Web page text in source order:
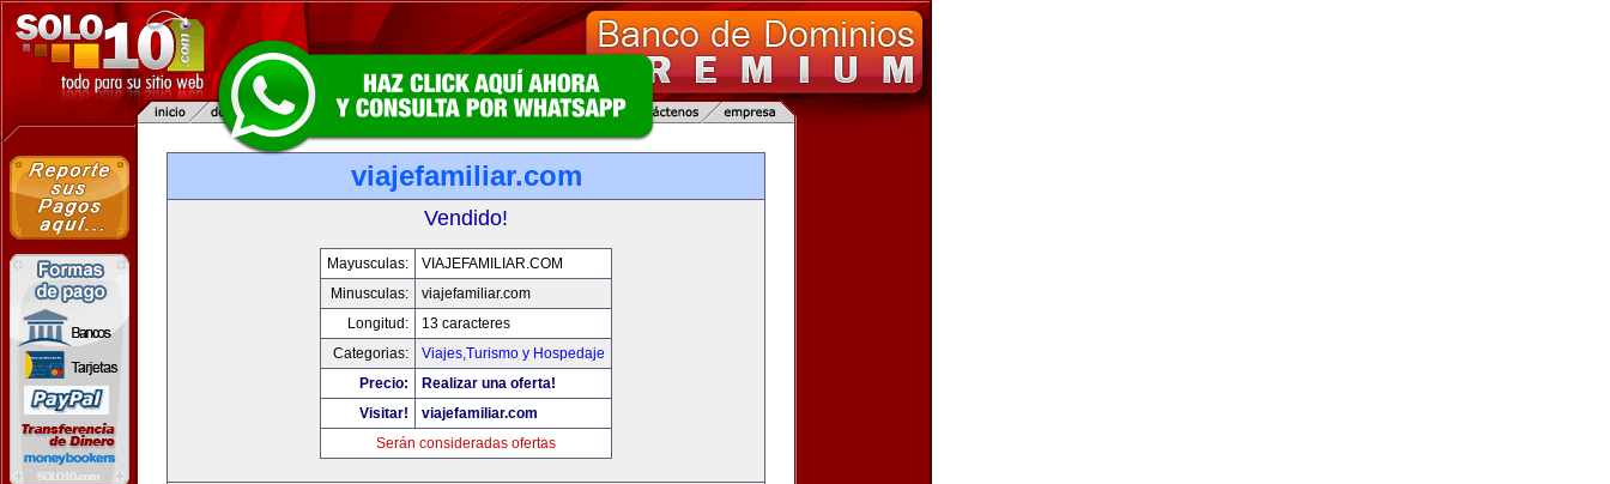
viajefamiliar.com
Vendido!
Mayusculas:
VIAJEFAMILIAR.COM
Minusculas:
viajefamiliar.com
Longitud:
13 caracteres
Categorias:
Viajes,Turismo y Hospedaje
Precio:
Realizar una oferta!
Visitar!
viajefamiliar.com
Serán consideradas ofertas